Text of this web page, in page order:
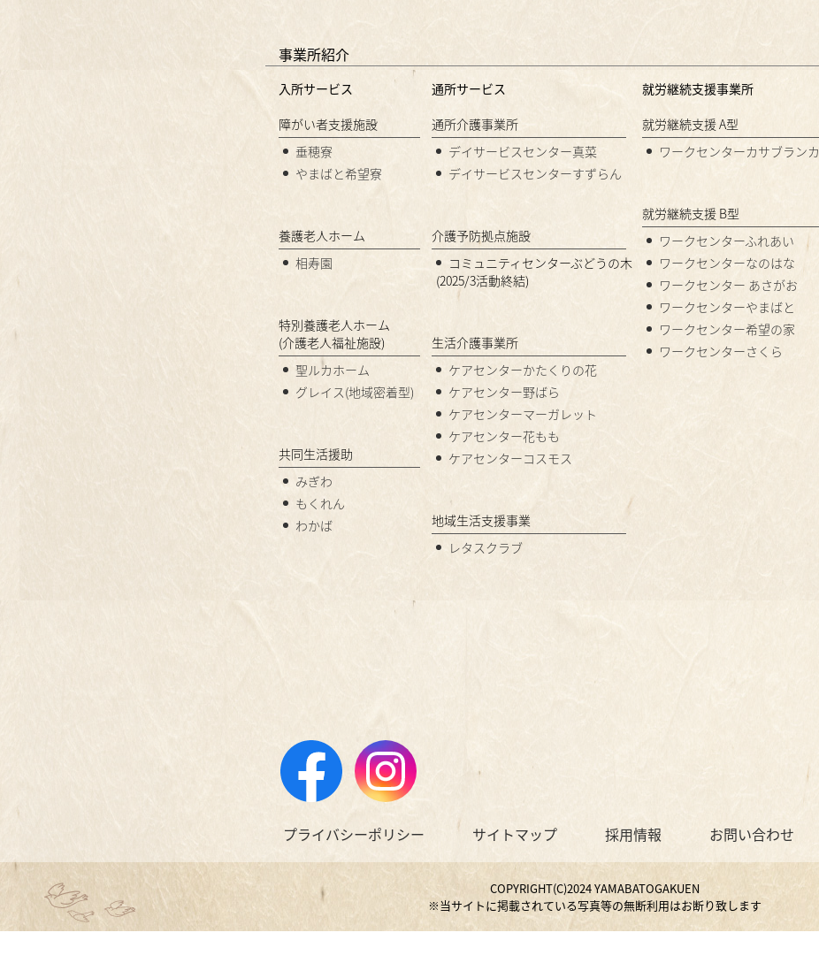
事業所紹介
入所サービス
障がい者支援施設
垂穂寮
やまばと希望寮
養護老人ホーム
相寿園
特別養護老人ホーム
(介護老人福祉施設)
聖ルカホーム
グレイス(地域密着型)
共同生活援助
みぎわ
もくれん
わかば
通所サービス
通所介護事業所
デイサービスセンター真菜
デイサービスセンターすずらん
介護予防拠点施設
コミュニティセンターぶどうの木
(2025/3活動終結)
生活介護事業所
ケアセンターかたくりの花
ケアセンター野ばら
ケアセンターマーガレット
ケアセンター花もも
ケアセンターコスモス
地域生活支援事業
レタスクラブ
就労継続支援事業所
就労継続支援 A型
ワークセンターカサブランカ
就労継続支援 B型
ワークセンターふれあい
ワークセンターなのはな
ワークセンター あさがお
ワークセンターやまばと
ワークセンター希望の家
ワークセンターさくら
プライバシーポリシー サイトマップ 採用情報 お問い合わせ
COPYRIGHT(C)2024 YAMABATOGAKUEN
※当サイトに掲載されている写真等の無断利用はお断り致します